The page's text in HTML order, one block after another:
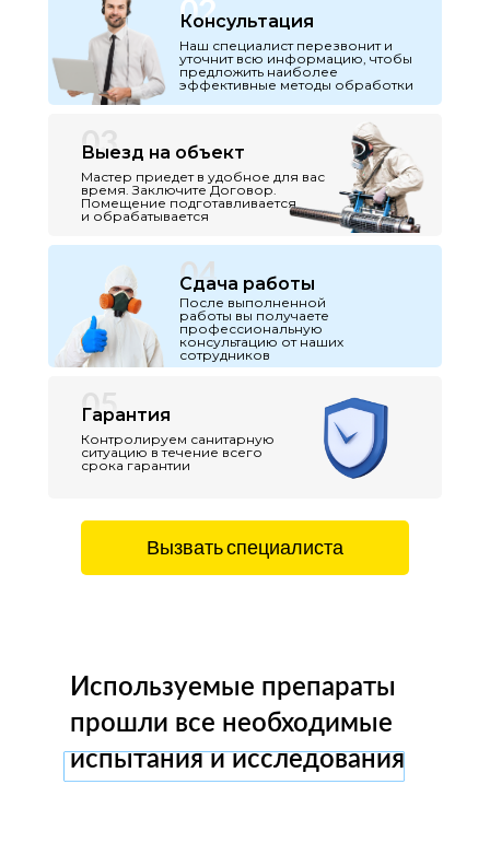
Контролируем санитарную
ситуацию в течение всего
срока гарантии
После выполненной
работы вы получаете
профессиональную
консультацию от наших
сотрудников
Наш специалист перезвонит и
уточнит всю информацию, чтобы
предложить наиболее
эффективные методы обработки
Мастер приедет в удобное для вас
время. Заключите Договор.
Помещение подготавливается
и обрабатывается
05
04
02
03
Гарантия
Консультация
Выезд на объект
Вызвать специалиста
Сдача работы
Используемые препараты
прошли все необходимые
испытания и исследования